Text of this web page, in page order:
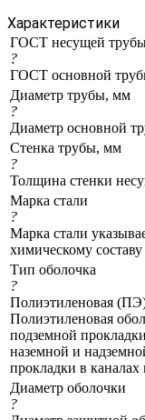
Характеристики
ГОСТ несущей
?
ГОСТ основной
Диаметр трубы, мм
?
Диаметр основной
Стенка трубы, мм
?
Толщина стенки
Марка стали
?
Марка стали
химическому
Тип оболочка
?
Полиэтиленовая
Полиэтиленовая
подземной
наземной и
прокладки в каналах
Диаметр оболочки
?